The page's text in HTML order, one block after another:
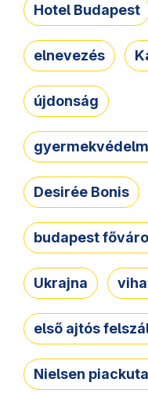
Hotel Budapest
elnevezés
újdonság
Desirée Bonis
budapest
Ukrajna
első ajtós
Nielsen